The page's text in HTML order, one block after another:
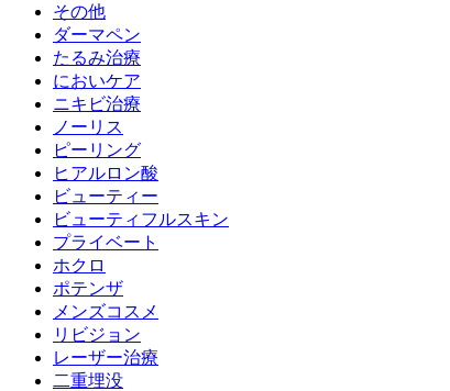
その他
ダーマペン
たるみ治療
においケア
ニキビ治療
ノーリス
ピーリング
ヒアルロン酸
ビューティー
ビューティフルスキン
プライベート
ホクロ
ポテンザ
メンズコスメ
リビジョン
レーザー治療
二重埋没